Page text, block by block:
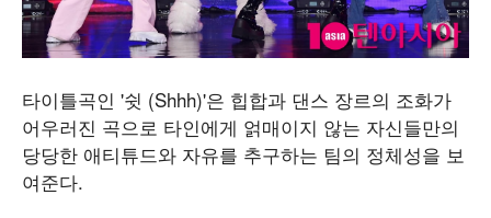
타이틀곡인 '쉿 (Shhh)'은 힙합과 댄스 장르의 조화가
어우러진 곡으로 타인에게 얽매이지 않는 자신들만의
당당한 애티튜드와 자유를 추구하는 팀의 정체성을 보
여준다.